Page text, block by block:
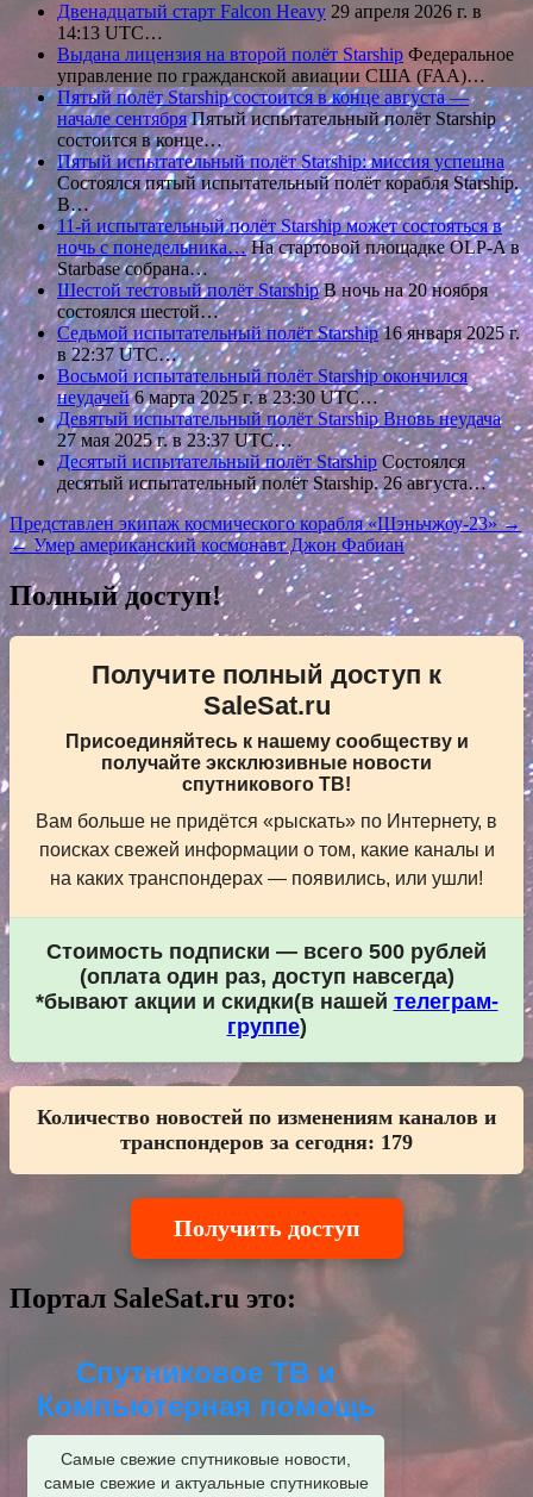
Двенадцатый старт Falcon Heavy 29 апреля 2026 г. в
14:13 UTC…
Выдана лицензия на второй полёт Starship Федеральное
управление по гражданской авиации США (FAA)…
Пятый полёт Starship состоится в конце августа —
начале сентябряПятый испытательный полёт Starship
состоится в конце…
Пятый испытательный полёт Starship: миссия успешна
Состоялся пятый испытательный полёт корабля Starship.
В…
11-й испытательный полёт Starship может состояться в
ночь с понедельника…На стартовой площадке OLP-A в
Starbase собрана…
Шестой тестовый полёт StarshipВ ночь на 20 ноября
состоялся шестой…
Седьмой испытательный полёт Starship16 января 2025 г.
в 22:37 UTC…
Восьмой испытательный полёт Starship окончился
неудачей6 марта 2025 г. в 23:30 UTC…
Девятый испытательный полёт Starship Вновь неудача
27 мая 2025 г. в 23:37 UTC…
Десятый испытательный полёт StarshipСостоялся
десятый испытательный полёт Starship. 26 августа…
Навигация
по
записям
Представлен экипаж космического корабля «Шэньчжоу-23» →
← Умер американский космонавт Джон Фабиан
Полный доступ!
Получите полный доступ к
SaleSat.ru
Присоединяйтесь к нашему сообществу и
получайте эксклюзивные новости
спутникового ТВ!
Вам больше не придётся «рыскать» по Интернету, в
поисках свежей информации о том, какие каналы и
на каких транспондерах — появились, или ушли!
Стоимость подписки — всего 500 рублей
(оплата один раз, доступ навсегда)
*бывают акции и скидки(в нашей телеграм-
группе)
Количество новостей по изменениям каналов и
транспондеров за сегодня: 179
Получить доступ
Портал SaleSat.ru это:
Спутниковое ТВ и
Компьютерная помощь
Самые свежие спутниковые новости,
самые свежие и актуальные спутниковые